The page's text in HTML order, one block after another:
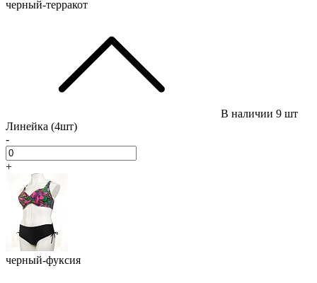
черный-терракот
В наличии 9 шт
Линейка (4шт)
-
+
черный-фуксия